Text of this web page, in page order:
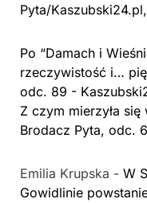
Pyta/
Po “Damach i
rzeczywistość i…
odc. 89 -
Z czym mierzyła
Brodacz Pyta, odc.
Emilia Krupska - W
Gowidlinie